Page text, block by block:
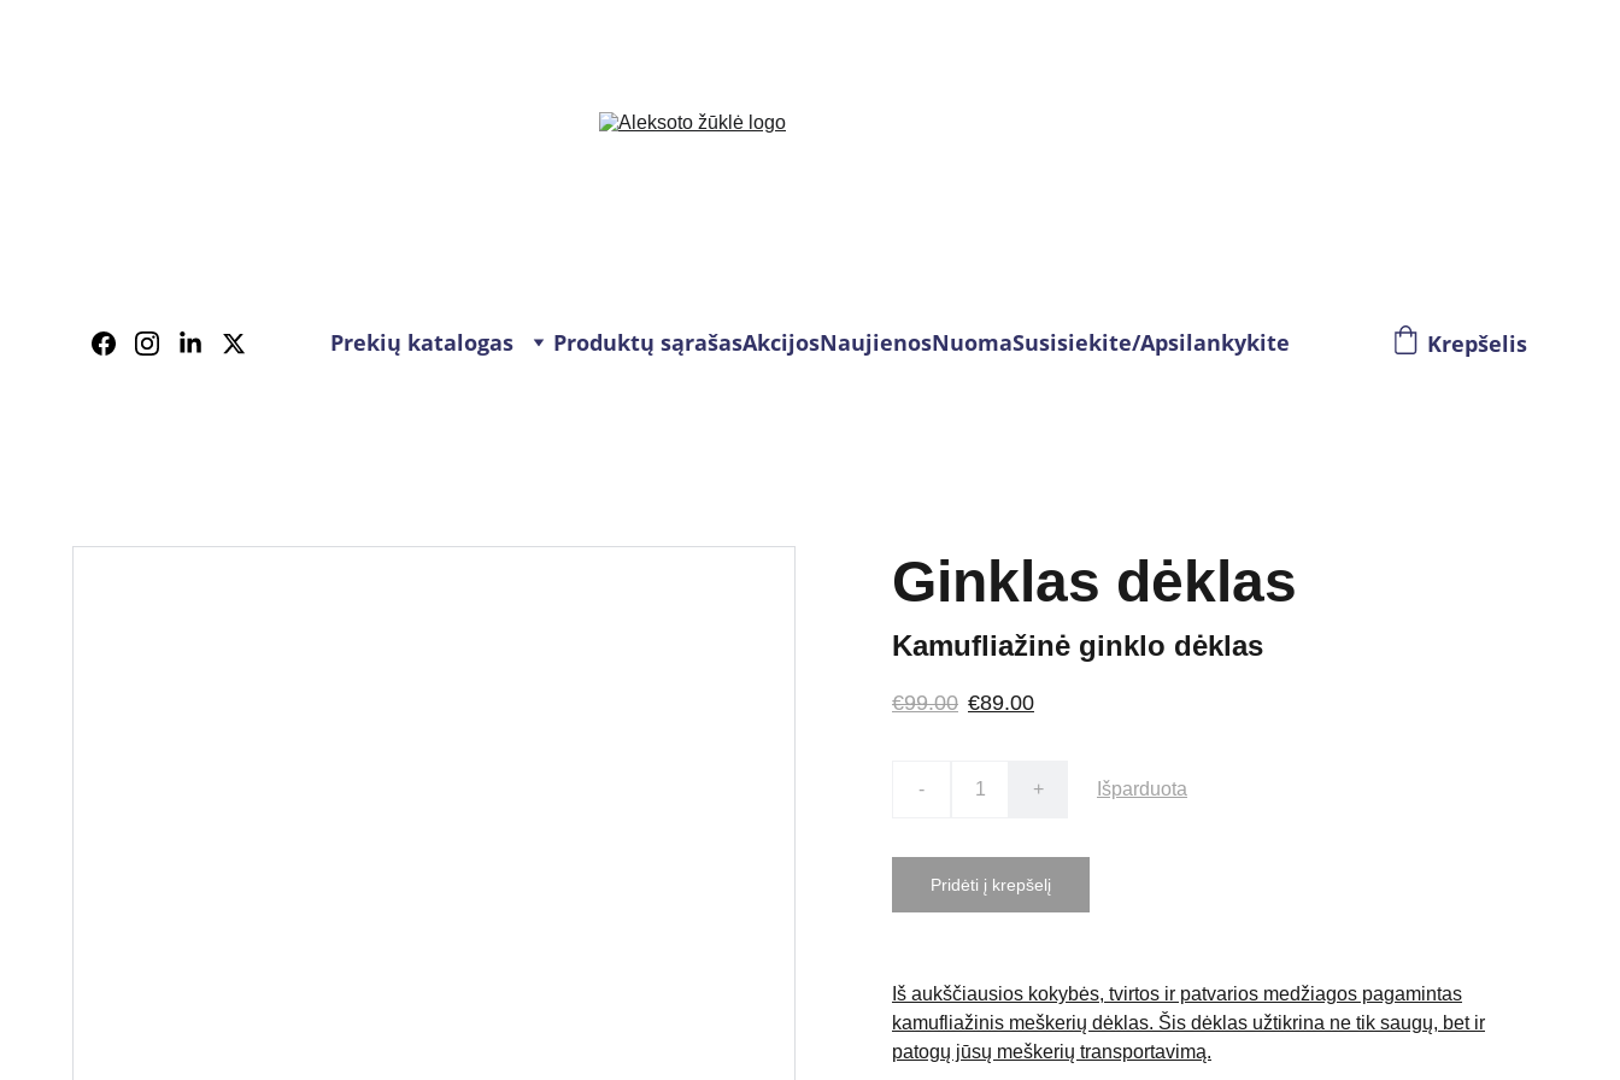
Prekių katalogas Produktų sąrašasAkcijosNaujienosNuomaSusisiekite/Apsilankykite Krepšelis
Ginklas dėklas
Kamufliažinė ginklo dėklas
€99.00 €89.00
- + Išparduota
Pridėti į krepšelį
Iš aukščiausios kokybės, tvirtos ir patvarios medžiagos pagamintas
kamufliažinis meškerių dėklas. Šis dėklas užtikrina ne tik saugų, bet ir
patogų jūsų meškerių transportavimą.